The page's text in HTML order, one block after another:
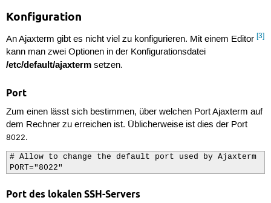
Konfiguration
An Ajaxterm gibt es nicht viel zu konfigurieren. Mit einem Editor [3]
kann man zwei Optionen in der Konfigurationsdatei
/etc/default/ajaxtermsetzen.
Port
Zum einen lässt sich bestimmen, über welchen Port Ajaxterm auf
dem Rechner zu erreichen ist. Üblicherweise ist dies der Port
8022.
# Allow to change the default port used by Ajaxterm
PORT="8022"
Port des lokalen SSH-Servers